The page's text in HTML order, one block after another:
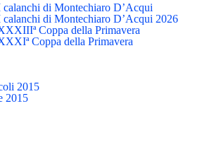
di Montechiaro D’Acqui
di Montechiaro D’Acqui 2026
Coppa della Primavera
Coppa della Primavera
2015
2015